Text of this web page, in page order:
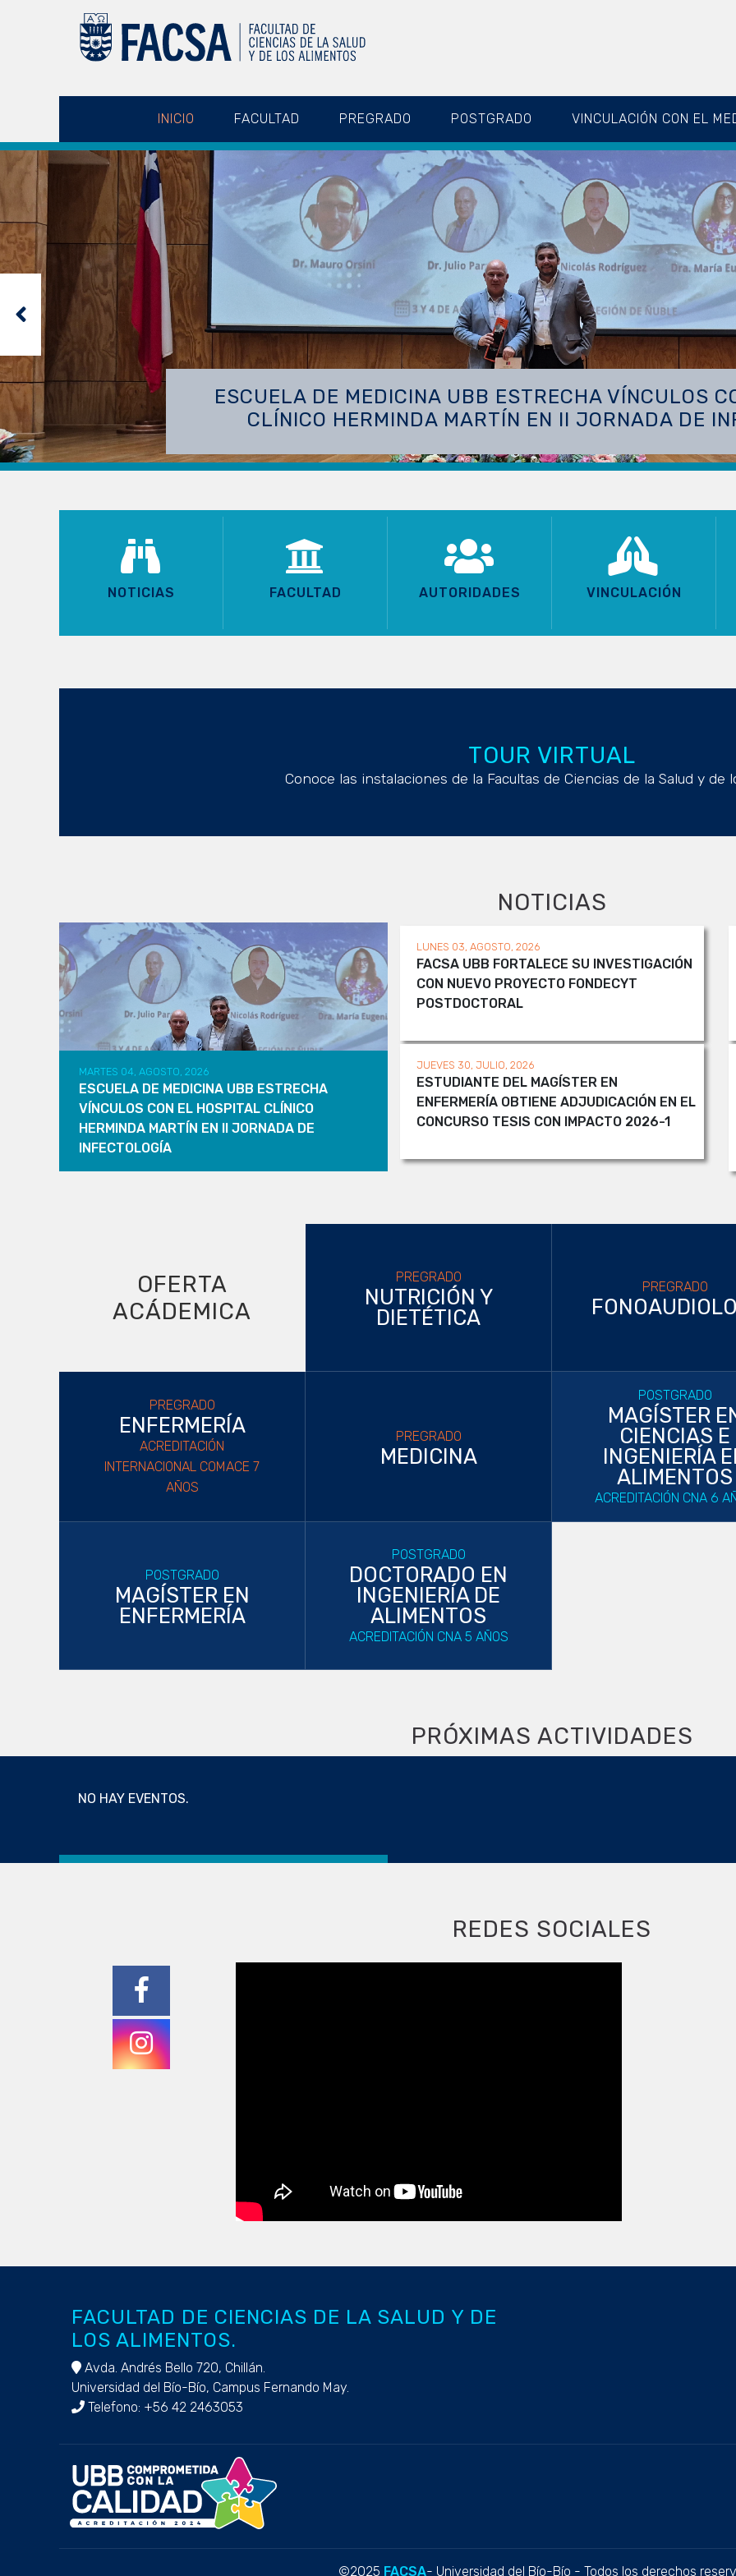
INICIO FACULTAD PREGRADO POSTGRADO VINCULACIÓN CON EL
FACSA UBB FORTALECE SU
FONDECYT
Previous
NOTICIAS FACULTAD AUTORIDADES VINCULACIÓN
TOUR VIRTUAL
Conoce las instalaciones de la Facultas de Ciencias de la Salud y de
NOTICIAS
MARTES 04, AGOSTO, 2026
ESCUELA DE MEDICINA UBB ESTRECHA
VÍNCULOS CON EL HOSPITAL CLÍNICO
HERMINDA MARTÍN EN II JORNADA DE
INFECTOLOGÍA
LUNES 03, AGOSTO, 2026
FACSA UBB FORTALECE SU INVESTIGACIÓN
CON NUEVO PROYECTO FONDECYT
POSTDOCTORAL
JUEVES 30, JULIO, 2026
ESTUDIANTE DEL MAGÍSTER EN
ENFERMERÍA OBTIENE ADJUDICACIÓN EN EL
CONCURSO TESIS CON IMPACTO 2026-1
OFERTA
ACÁDEMICA
PREGRADO
NUTRICIÓN Y
DIETÉTICA
PREGRADO
PREGRADO
ENFERMERÍA
ACREDITACIÓN
INTERNACIONAL COMACE 7
AÑOS
PREGRADO
MEDICINA
POSTGRADO
MAGÍSTER
CIENCIAS E
INGENIERÍA
ALIMENTOS
ACREDITACIÓN CNA 6
POSTGRADO
MAGÍSTER EN
ENFERMERÍA
POSTGRADO
DOCTORADO EN
INGENIERÍA DE
ALIMENTOS
ACREDITACIÓN CNA 5 AÑOS
PRÓXIMAS ACTIVIDADES
NO HAY EVENTOS.
REDES SOCIALES
FACULTAD DE CIENCIAS DE LA SALUD Y DE
LOS ALIMENTOS.
Avda. Andrés Bello 720, Chillán.
Universidad del Bío-Bío, Campus Fernando May.
Telefono: +56 42 2463053
©2025 FACSA- Universidad del Bío-Bío - Todos los derechos